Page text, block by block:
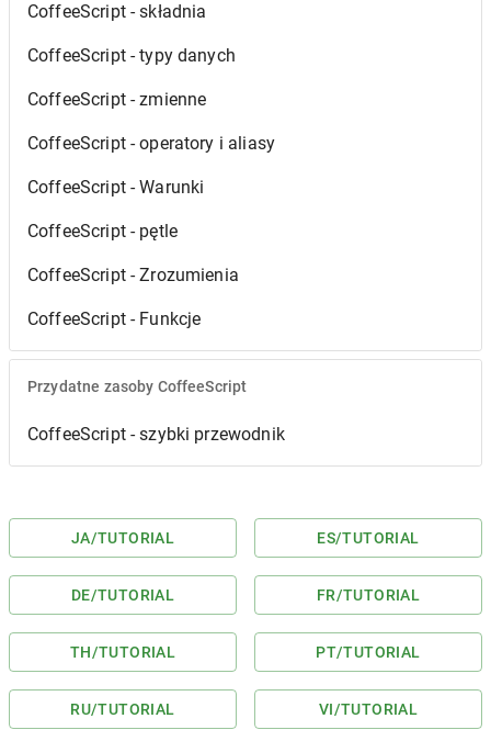
CoffeeScript - składnia
CoffeeScript - typy danych
CoffeeScript - zmienne
CoffeeScript - operatory i aliasy
CoffeeScript - Warunki
CoffeeScript - pętle
CoffeeScript - Zrozumienia
CoffeeScript - Funkcje
Przydatne zasoby CoffeeScript
CoffeeScript - szybki przewodnik
JA/TUTORIAL ES/TUTORIAL
DE/TUTORIAL FR/TUTORIAL
TH/TUTORIAL PT/TUTORIAL
RU/TUTORIAL VI/TUTORIAL